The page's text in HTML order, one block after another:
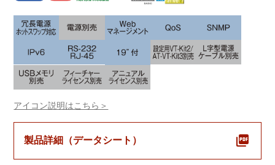
アイコン説明はこちら＞
製品詳細（データシート）